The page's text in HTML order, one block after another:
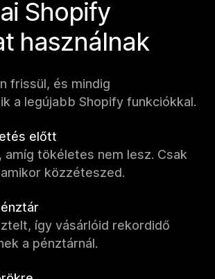
Shopify
használnak
frissül, és mindig
a legújabb Shopify funkciókkal.
előtt
tökéletes nem lesz. Csak
közzéteszed.
így vásárlóid rekordidő
a pénztárnál.